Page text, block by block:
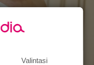
Valintasi